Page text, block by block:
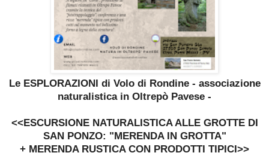
Le ESPLORAZIONI di Volo di Rondine - associazione
naturalistica in Oltrepò Pavese -
<<ESCURSIONE NATURALISTICA ALLE GROTTE DI
SAN PONZO: "MERENDA IN GROTTA"
+ MERENDA RUSTICA CON PRODOTTI TIPICI>>